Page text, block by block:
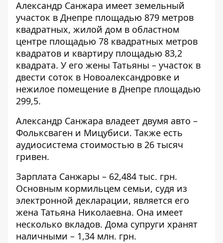
Александр Санжара имеет земельный
участок в Днепре площадью 879 метров
квадратных, жилой дом в областном
центре площадью 78 квадратных метров
квадратов и квартиру площадью 83,2
квадрата. У его жены Татьяны – участок в
двести соток в Новоалександровке и
нежилое помещение в Днепре площадью
299,5.
Александр Санжара владеет двумя авто –
Фольксваген и Мицубиси. Также есть
аудиосистема стоимостью в 26 тысяч
гривен.
Зарплата Санжары – 62,484 тыс. грн.
Основным кормильцем семьи, судя из
электронной декларации, является его
жена Татьяна Николаевна. Она имеет
несколько вкладов. Дома супруги хранят
наличными – 1,34 млн. грн.